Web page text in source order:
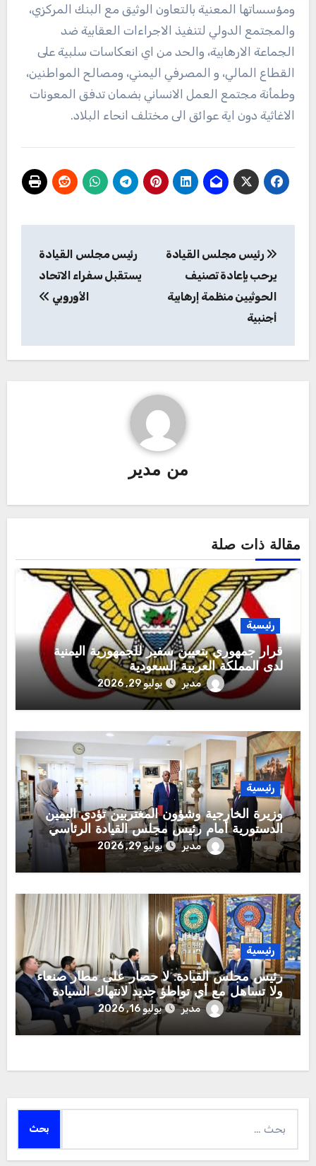
ومؤسساتها المعنية بالتعاون الوثيق مع البنك المركزي،
والمجتمع الدولي لتنفيذ الاجراءات العقابية ضد
الجماعة الارهابية، والحد من اي انعكاسات سلبية على
القطاع المالي، و المصرفي اليمني، ومصالح المواطنين،
وطمأنة مجتمع العمل الانساني بضمان تدفق المعونات
الاغاثية دون اية عوائق الى مختلف انحاء البلاد.
المقالات
رئيس مجلس القيادة
يرحب بإعادة تصنيف
الحوثيين منظمة إرهابية
أجنبية
رئيس مجلس القيادة
يستقبل سفراء الاتحاد
الأوروبي
من مدير
مقالة ذات صلة
رئيسية
قرار جمهوري بتعيين سفير للجمهورية اليمنية
لدى المملكة العربية السعودية
مدير يوليو 29, 2026
رئيسية
وزيرة الخارجية وشؤون المغتربين تؤدي اليمين
الدستورية أمام رئيس مجلس القيادة الرئاسي
مدير يوليو 29, 2026
رئيسية
رئيس مجلس القيادة: لا حصار على مطار صنعاء
ولا تساهل مع أي تواطؤ جديد لانتهاك السيادة
الوطنية
مدير يوليو 16, 2026
عن: